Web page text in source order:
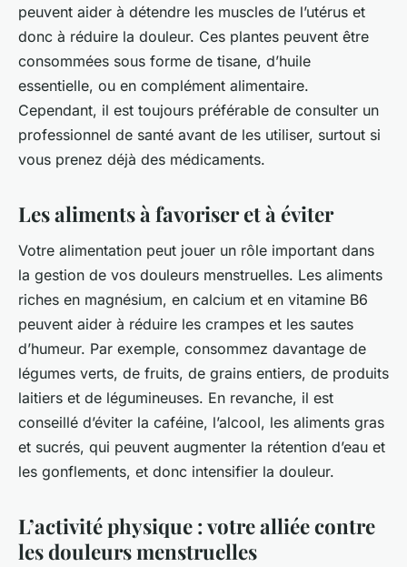
peuvent aider à détendre les muscles de l’utérus et
donc à réduire la douleur. Ces plantes peuvent être
consommées sous forme de tisane, d’huile
essentielle, ou en complément alimentaire.
Cependant, il est toujours préférable de consulter un
professionnel de santé avant de les utiliser, surtout si
vous prenez déjà des médicaments.
Les aliments à favoriser et à éviter
Votre alimentation peut jouer un rôle important dans
la gestion de vos douleurs menstruelles. Les aliments
riches en magnésium, en calcium et en vitamine B6
peuvent aider à réduire les crampes et les sautes
d’humeur. Par exemple, consommez davantage de
légumes verts, de fruits, de grains entiers, de produits
laitiers et de légumineuses. En revanche, il est
conseillé d’éviter la caféine, l’alcool, les aliments gras
et sucrés, qui peuvent augmenter la rétention d’eau et
les gonflements, et donc intensifier la douleur.
L’activité physique : votre alliée contre
les douleurs menstruelles